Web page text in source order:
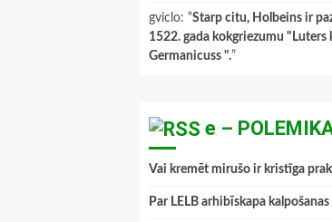
gviclo: “Starp citu, Holbeins ir
1522. gada kokgriezumu "Luters
Germanicuss ".”
e –
Vai kremēt mirušo ir kristīga
Par LELB arhibīskapa